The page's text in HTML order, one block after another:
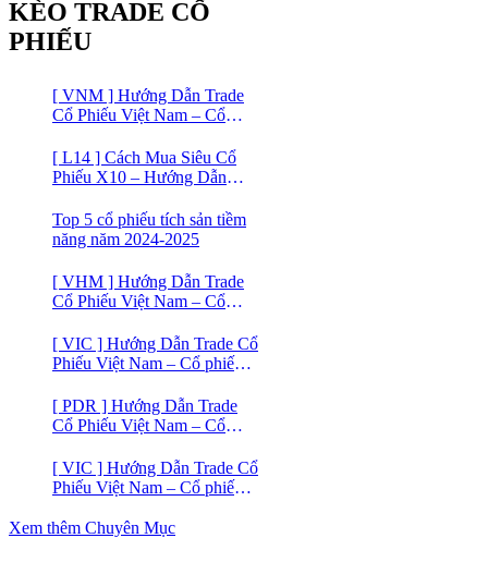
KÈO TRADE CỔ
PHIẾU
[ VNM ] Hướng Dẫn Trade
Cổ Phiếu Việt Nam – Cổ
[ L14 ] Cách Mua Siêu Cổ
Phiếu X10 – Hướng Dẫn
Cổ phiếu BĐS Licogi 14
Top 5 cổ phiếu tích sản tiềm
năng năm 2024-2025
[ VHM ] Hướng Dẫn Trade
Cổ Phiếu Việt Nam – Cổ
[ VIC ] Hướng Dẫn Trade Cổ
Phiếu Việt Nam – Cổ phiếu
[ PDR ] Hướng Dẫn Trade
Cổ Phiếu Việt Nam – Cổ
[ VIC ] Hướng Dẫn Trade Cổ
Phiếu Việt Nam – Cổ phiếu
Xem thêm Chuyên Mục